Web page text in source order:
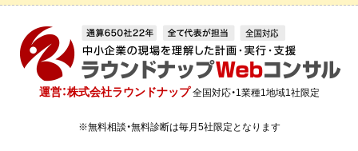
運営：株式会社ラウンドナップ 全国対応・1業種1地域1社限定
※無料相談・無料診断は毎月5社限定となります